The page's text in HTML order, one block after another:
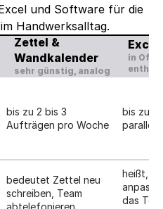
im Handwerksalltag.
Zettel &
Wandkalender
sehr günstig, analog
in
bis zu 2 bis 3
Aufträgen pro Woche
bis zu
bedeutet Zettel neu
schreiben, Team
abtelefonieren
heißt,
das